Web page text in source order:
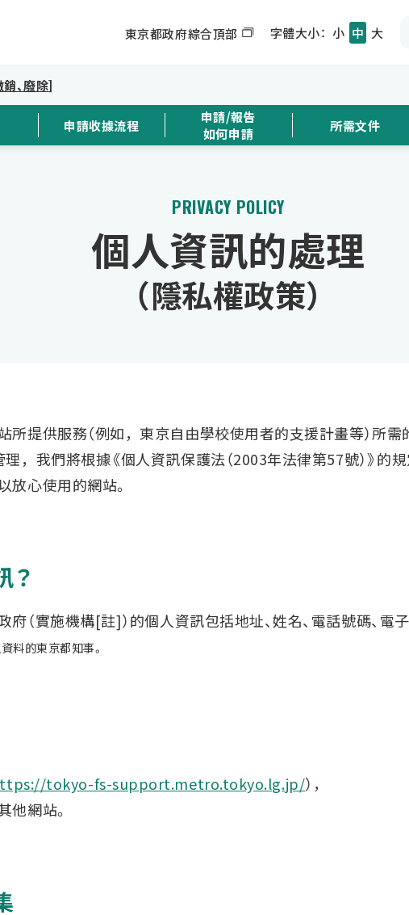
東京都政府綜合頂部 字體大小： 小 中 大
、廢除]
申請收據流程
申請/報告
如何申請
所需文件
PRIVACY POLICY
個人資訊的處理
（隱私權政策）
所提供服務（例如，東京自由學校使用者的支援計畫等）所
，我們將根據《個人資訊保護法（2003年法律第57號）》的
放心使用的網站。
？
（實施機構[註]）的個人資訊包括地址、姓名、電話號碼、電
料的東京都知事。
tokyo-fs-support.metro.tokyo.lg.jp/），
他網站。